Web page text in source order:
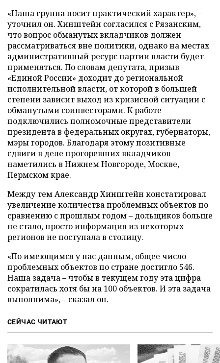
«Наша группа носит практический характер», –
уточнил он. Хинштейн согласился с Рязанским,
что вопрос обманутых вкладчиков должен
рассматриваться вне политики, однако на местах
административный ресурс партии власти будет
применяться. По словам депутата, призыв
«Единой России» доходит до региональной
исполнительной власти, от которой в большей
степени зависит выход из кризисной ситуации с
обманутыми соинвесторами. К работе
подключились полномочные представители
президента в федеральных округах, губернаторы,
мэры городов. Благодаря этому позитивные
сдвиги в деле прогоревших вкладчиков
наметились в Нижнем Новгороде, Москве,
Пермском крае.
Между тем Александр Хинштейн констатировал
увеличение количества проблемных объектов по
сравнению с прошлым годом – дольщиков больше
не стало, просто информация из некоторых
регионов не поступала в столицу.
«По имеющимся у нас данным, общее число
проблемных объектов по стране достигло 546.
Наша задача – чтобы в текущем году эта цифра
сократилась хотя бы на 100 объектов. И эта задача
выполнима», – сказал он.
СЕЙЧАС ЧИТАЮТ